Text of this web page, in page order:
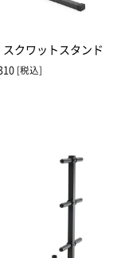
スクワットスタンド
[税込]